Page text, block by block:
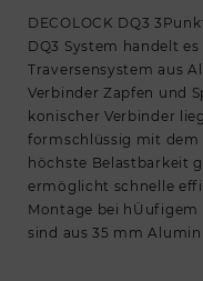
DECOLOCK DQ3
DQ3 System handelt
Traversensystem aus
Verbinder Zapfen und
konischer Verbinder
formschlüssig mit
höchste Belastbarkeit
ermöglicht schnelle
Montage bei
sind aus 35 mm